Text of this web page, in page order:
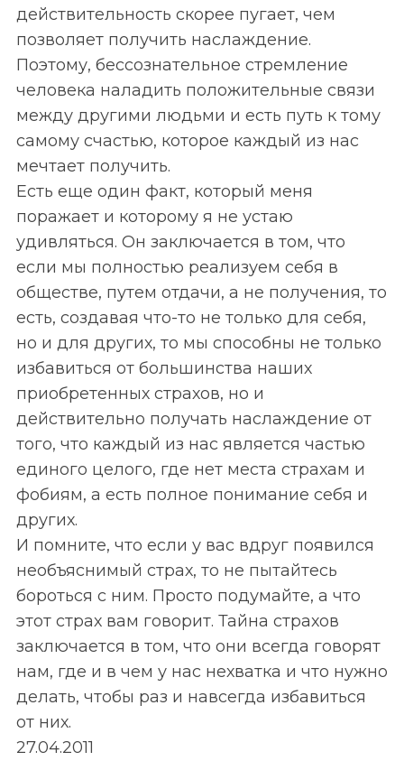
действительность скорее пугает, чем
позволяет получить наслаждение.
Поэтому, бессознательное стремление
человека наладить положительные связи
между другими людьми и есть путь к тому
самому счастью, которое каждый из нас
мечтает получить.
Есть еще один факт, который меня
поражает и которому я не устаю
удивляться. Он заключается в том, что
если мы полностью реализуем себя в
обществе, путем отдачи, а не получения, то
есть, создавая что-то не только для себя,
но и для других, то мы способны не только
избавиться от большинства наших
приобретенных страхов, но и
действительно получать наслаждение от
того, что каждый из нас является частью
единого целого, где нет места страхам и
фобиям, а есть полное понимание себя и
других.
И помните, что если у вас вдруг появился
необъяснимый страх, то не пытайтесь
бороться с ним. Просто подумайте, а что
этот страх вам говорит. Тайна страхов
заключается в том, что они всегда говорят
нам, где и в чем у нас нехватка и что нужно
делать, чтобы раз и навсегда избавиться
от них.
27.04.2011